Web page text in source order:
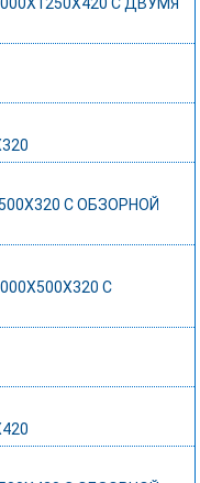
C ОБЗОРНОЙ
C